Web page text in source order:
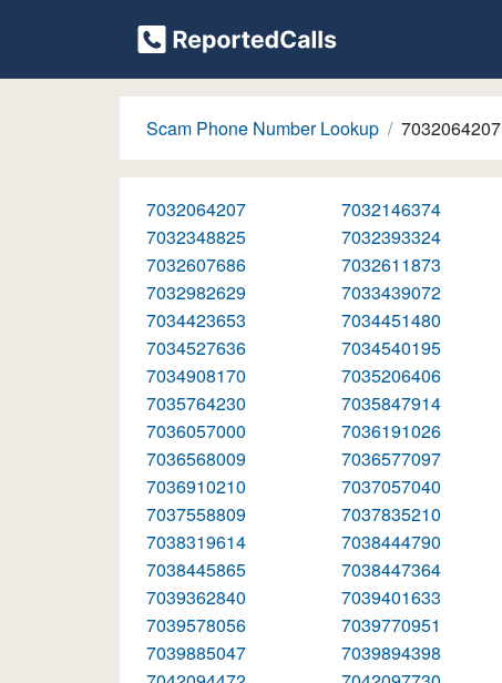
Scam Phone Number Lookup 7032064207
7032064207 7032146374
7032348825
7032393324
7032607686
7032611873
7032982629
7033439072
7034423653
7034451480
7034527636
7034540195
7034908170
7035206406
7035764230
7035847914
7036057000
7036191026
7036568009
7036577097
7036910210
7037057040
7037558809
7037835210
7038319614
7038444790
7038445865
7038447364
7039362840
7039401633
7039578056
7039770951
7039885047
7039894398